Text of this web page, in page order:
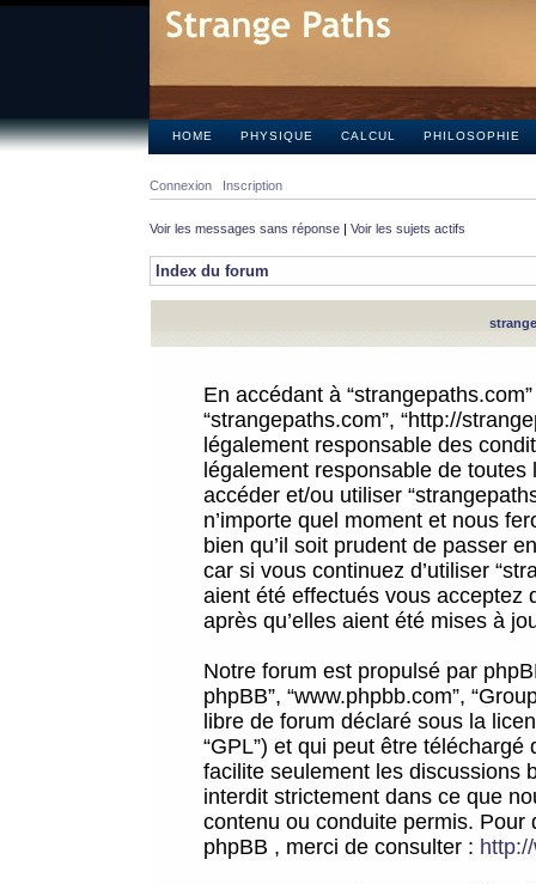
HOME PHYSIQUE CALCUL PHILOSOPHIE
Connexion Inscription
Voir les messages sans réponse | Voir les sujets actifs
Index du forum
En accédant à
“strangepaths.com”, “http://
légalement responsable des
légalement responsable de
accéder et/ou utiliser
n’importe quel moment et nous
bien qu’il soit prudent de passer
car si vous continuez d’utiliser
aient été effectués vous acceptez
après qu’elles aient été mises à
Notre forum est propulsé par
phpBB”, “www.phpbb.com”,
libre de forum déclaré sous la
“GPL”) et qui peut être téléchargé
facilite seulement les discussions
interdit strictement dans ce que
contenu ou conduite permis.
phpBB , merci de consulter :